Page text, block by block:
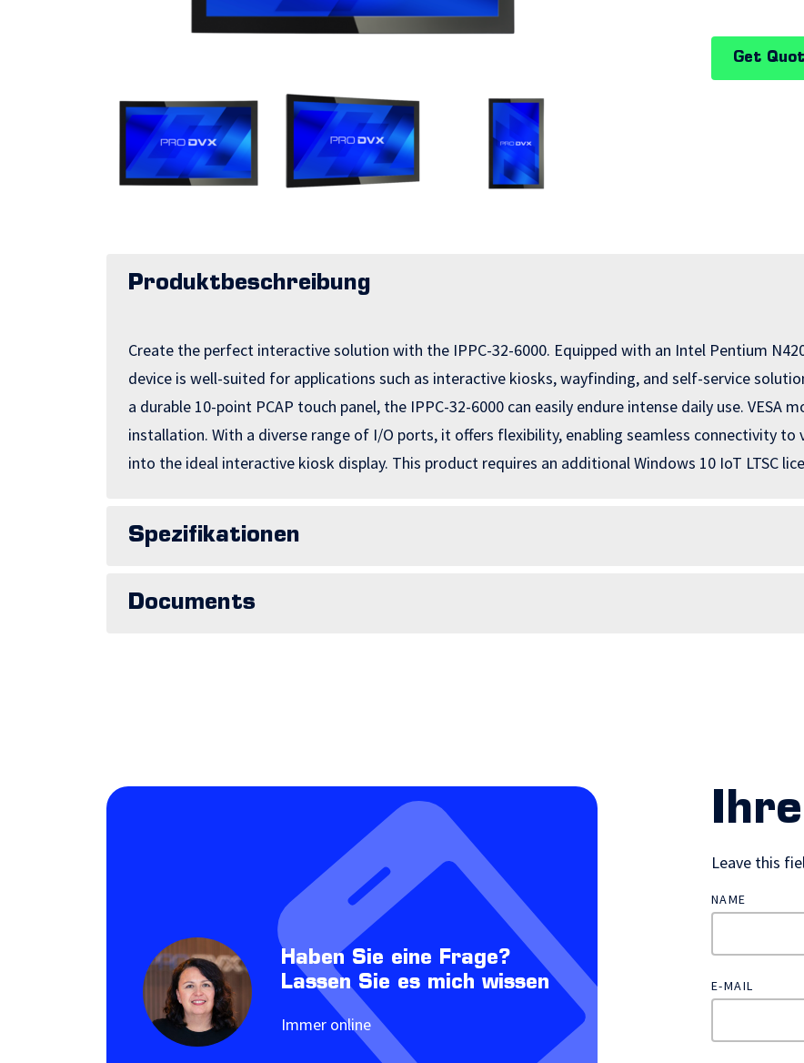
Get
Produktbeschreibung
Create the perfect interactive solution with the IPPC-32-6000. Equipped with an Intel Pentium
device is well-suited for applications such as interactive kiosks, wayfinding, and self-service
a durable 10-point PCAP touch panel, the IPPC-32-6000 can easily endure intense daily use. VESA
installation. With a diverse range of I/O ports, it offers flexibility, enabling seamless connectivity
into the ideal interactive kiosk display. This product requires an additional Windows 10 IoT LTSC
Spezifikationen
Documents
Haben Sie eine Frage?
Lassen Sie es mich wissen
Immer online
Leave this
NAME
E-MAIL